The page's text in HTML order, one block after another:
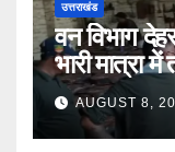
उत्तराखंड
वन विभाग
भारी मात्रा
AUGUST 8,